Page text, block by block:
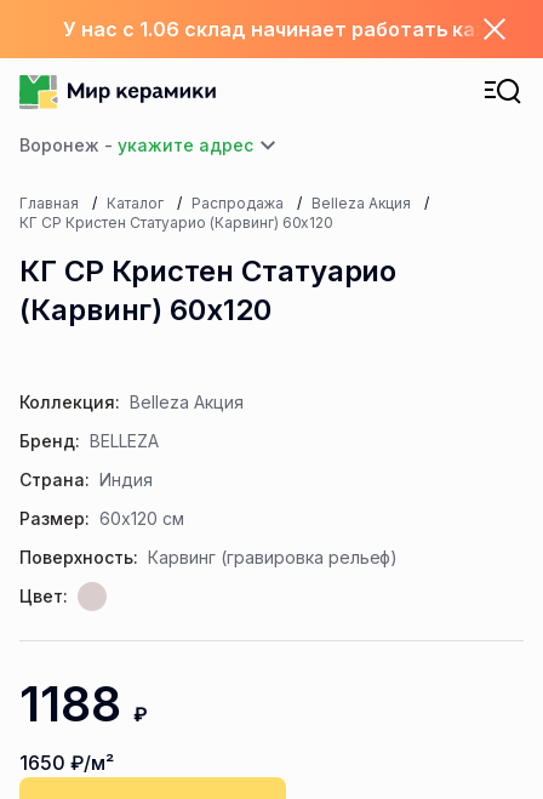
У нас с 1.06 склад начинает работать каждый
Воронеж -
Главная Каталог Распродажа
Belleza Акция
КГ СР Кристен Статуарио (Карвинг) 60х120
КГ СР Кристен Статуарио
(Карвинг) 60х120
Коллекция: Belleza Акция
Бренд: BELLEZA
Страна: Индия
Размер: 60x120 см
Поверхность: Карвинг (гравировка рельеф)
Цвет:
1188 ₽
1650 ₽/м²